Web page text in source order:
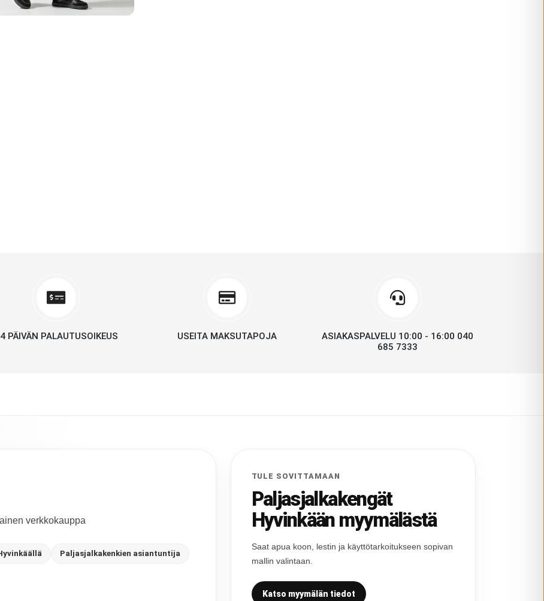
PÄIVÄN PALAUTUSOIKEUS USEITA MAKSUTAPOJA
ASIAKASPALVELU 10:00 - 16:00 040
685 7333
verkkokauppa
Paljasjalkakenkien asiantuntija
TULE SOVITTAMAAN
Paljasjalkakengät
Hyvinkään myymälästä
Saat apua koon, lestin ja käyttötarkoitukseen sopivan
mallin valintaan.
Katso myymälän tiedot